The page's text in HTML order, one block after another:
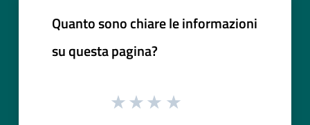
Quanto sono chiare le informazioni
su questa pagina?